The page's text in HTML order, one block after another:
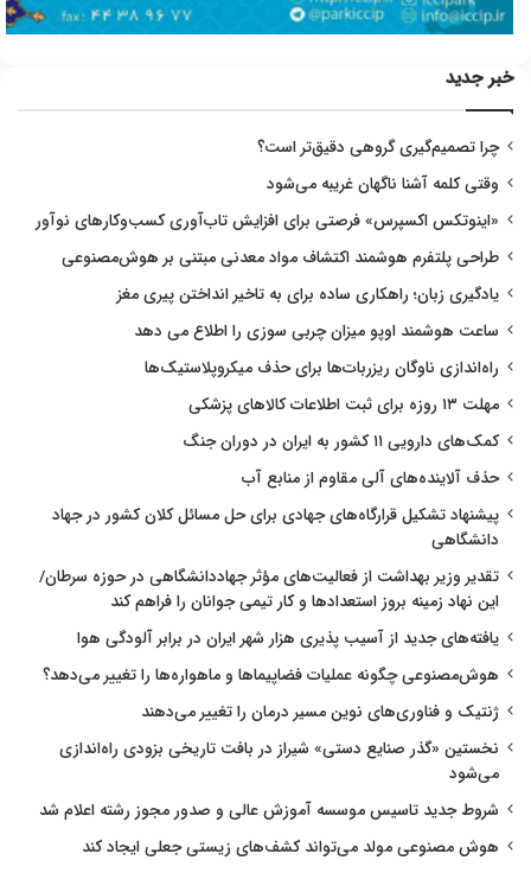
خبر جدید
چرا تصمیم‌گیری گروهی دقیق‌تر است؟
وقتی کلمه آشنا ناگهان غریبه می‌شود
«اینوتکس اکسپرس» فرصتی برای افزایش تاب‌آوری کسب‌وکارهای نوآور
طراحی پلتفرم هوشمند اکتشاف مواد معدنی مبتنی بر هوش‌مصنوعی
یادگیری زبان؛ راهکاری ساده برای به تاخیر انداختن پیری مغز
ساعت هوشمند اوپو میزان چربی سوزی را اطلاع می دهد
راه‌اندازی ناوگان ریزربات‌ها برای حذف میکروپلاستیک‌ها
مهلت ۱۳ روزه برای ثبت اطلاعات کالاهای پزشکی
کمک‌های دارویی ۱۱ کشور به ایران در دوران جنگ
حذف آلاینده‌های آلی مقاوم از منابع آب
پیشنهاد تشکیل قرارگاه‌های جهادی برای حل مسائل کلان کشور در جهاد
دانشگاهی
تقدیر وزیر بهداشت از فعالیت‌های مؤثر جهاددانشگاهی در حوزه سرطان/
این نهاد زمینه بروز استعدادها و کار تیمی جوانان را فراهم کند
یافته‌های جدید از آسیب پذیری هزار شهر ایران در برابر آلودگی هوا
هوش‌مصنوعی چگونه عملیات فضاپیماها و ماهواره‌ها را تغییر می‌دهد؟
ژنتیک و فناوری‌های نوین مسیر درمان را تغییر می‌دهند
نخستین «گذر صنایع دستی» شیراز در بافت تاریخی بزودی راه‌اندازی
می‌شود
شروط جدید تاسیس موسسه آموزش عالی و صدور مجوز رشته اعلام شد
هوش مصنوعی مولد می‌تواند کشف‌های زیستی جعلی ایجاد کند